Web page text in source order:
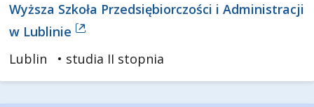
Wyższa Szkoła Przedsiębiorczości i Administracji
w Lublinie
Lublin
• studia II stopnia